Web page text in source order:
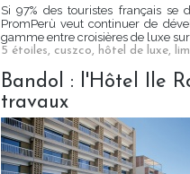
Si 97% des touristes français
PromPerù veut continuer de
gamme entre croisières de luxe
5 étoiles, cuszco, hôtel de luxe,
Bandol : l'Hôtel Ile
travaux